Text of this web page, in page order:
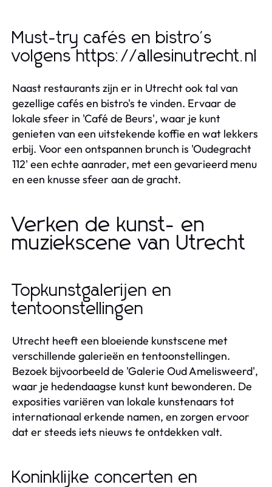
Must-try cafés en bistro's
volgens https://allesinutrecht.nl
Naast restaurants zijn er in Utrecht ook tal van
gezellige cafés en bistro's te vinden. Ervaar de
lokale sfeer in 'Café de Beurs', waar je kunt
genieten van een uitstekende koffie en wat lekkers
erbij. Voor een ontspannen brunch is 'Oudegracht
112' een echte aanrader, met een gevarieerd menu
en een knusse sfeer aan de gracht.
Verken de kunst- en
muziekscene van Utrecht
Topkunstgalerijen en
tentoonstellingen
Utrecht heeft een bloeiende kunstscene met
verschillende galerieën en tentoonstellingen.
Bezoek bijvoorbeeld de 'Galerie Oud Amelisweerd',
waar je hedendaagse kunst kunt bewonderen. De
exposities variëren van lokale kunstenaars tot
internationaal erkende namen, en zorgen ervoor
dat er steeds iets nieuws te ontdekken valt.
Koninklijke concerten en